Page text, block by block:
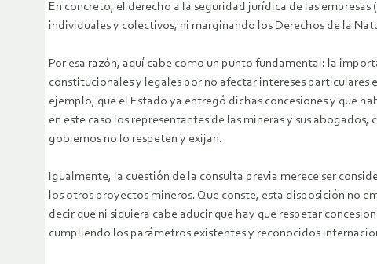
En concreto, el derecho a la seguridad jurídica de las
individuales y colectivos, ni marginando los Derechos de la
Por esa razón, aquí cabe como un punto fundamental: la
constitucionales y legales por no afectar intereses particulares
ejemplo, que el Estado ya entregó dichas concesiones y que
en este caso los representantes de las mineras y sus
gobiernos no lo respeten y exijan.
Igualmente, la cuestión de la consulta previa merece ser
los otros proyectos mineros. Que conste, esta disposición no
decir que ni siquiera cabe aducir que hay que respetar
cumpliendo los parámetros existentes y reconocidos